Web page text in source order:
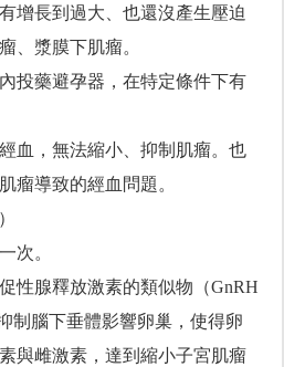
增長到過大、也還沒產生壓迫
、漿膜下肌瘤。
投藥避孕器，在特定條件下有
血，無法縮小、抑制肌瘤。也
瘤導致的經血問題。
次。
性腺釋放激素的類似物（GnRH
制腦下垂體影響卵巢，使得卵
與雌激素，達到縮小子宮肌瘤